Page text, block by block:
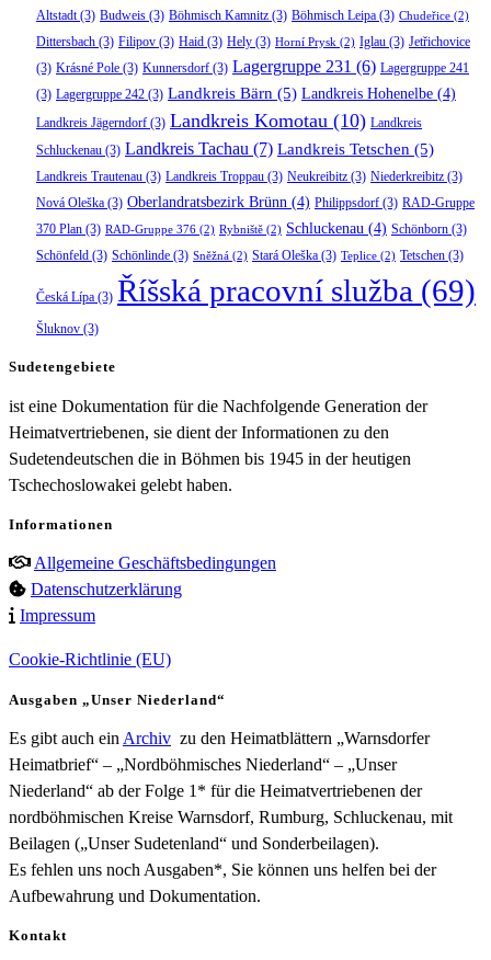
Altstadt(3) Budweis (3) Böhmisch Kamnitz (3) Böhmisch Leipa (3) Chudeřice (2)
Dittersbach (3) Filipov (3) Haid (3) Hely (3) Horní Prysk (2) Iglau (3) Jetřichovice
(3) Krásné Pole (3) Kunnersdorf (3) Lagergruppe 231 (6) Lagergruppe 241
(3) Lagergruppe 242 (3) Landkreis Bärn (5) Landkreis Hohenelbe (4)
Landkreis Jägerndorf (3) Landkreis Komotau (10) Landkreis
Schluckenau (3) Landkreis Tachau (7) Landkreis Tetschen (5)
Landkreis Trautenau (3) Landkreis Troppau (3) Neukreibitz (3) Niederkreibitz (3)
Nová Oleška (3) Oberlandratsbezirk Brünn (4) Philippsdorf (3) RAD-Gruppe
370 Plan (3) RAD-Gruppe 376 (2) Rybniště (2) Schluckenau (4) Schönborn (3)
Schönfeld (3) Schönlinde (3) Sněžná (2) Stará Oleška (3) Teplice (2) Tetschen (3)
Česká Lípa (3) Říšská pracovní služba (69)
Šluknov (3)
Sudetengebiete
ist eine Dokumentation für die Nachfolgende Generation der
Heimatvertriebenen, sie dient der Informationen zu den
Sudetendeutschen die in Böhmen bis 1945 in der heutigen
Tschechoslowakei gelebt haben.
Informationen
Allgemeine Geschäftsbedingungen
Datenschutzerklärung
Impressum
Cookie-Richtlinie (EU)
Ausgaben „Unser Niederland“
Es gibt auch ein Archiv zu den Heimatblättern „Warnsdorfer
Heimatbrief“ – „Nordböhmisches Niederland“ – „Unser
Niederland“ ab der Folge 1* für die Heimatvertriebenen der
nordböhmischen Kreise Warnsdorf, Rumburg, Schluckenau, mit
Beilagen („Unser Sudetenland“ und Sonderbeilagen).
Es fehlen uns noch Ausgaben*, Sie können uns helfen bei der
Aufbewahrung und Dokumentation.
Kontakt